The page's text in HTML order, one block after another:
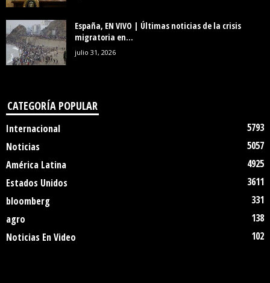
España, EN VIVO | Últimas noticias de la crisis
migratoria en...
julio 31, 2026
CATEGORÍA POPULAR
Internacional
5793
Noticias
5057
América Latina
4925
Estados Unidos
3611
bloomberg
331
agro
138
Noticias En Video
102